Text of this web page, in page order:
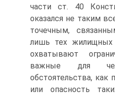
части ст. 40
оказался не таким
точечным,
лишь тех жилищных
охватывают
важные для
обстоятельства, как
или опасность